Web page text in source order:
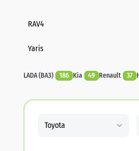
RAV4
Yaris
LADA (ВАЗ) 186 Kia 49 Renault 37
Toyota